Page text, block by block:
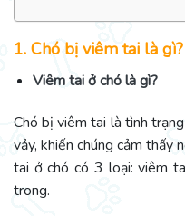
1. Chó bị viêm tai là
Viêm tai ở chó là gì?
Chó bị viêm tai là tình
vảy, khiến chúng cảm thấy
tai ở chó có 3 loại: viêm
trong.